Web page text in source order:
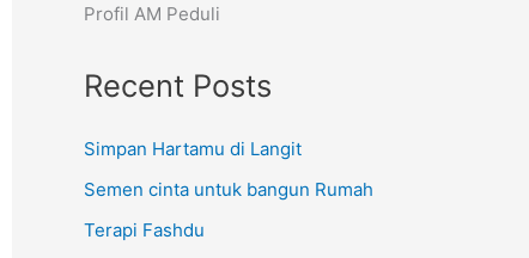
Profil AM Peduli
Recent Posts
Simpan Hartamu di Langit
Semen cinta untuk bangun Rumah
Terapi Fashdu